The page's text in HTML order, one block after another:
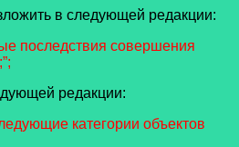
в следующей редакции:
последствия совершения
редакции:
категории объектов